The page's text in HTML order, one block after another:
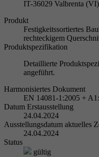
IT-36029 Valbrenta
Produkt
Festigkeitssortiertes
rechteckigem
Produktspezifikation
Detaillierte
angeführt.
Harmonisiertes Dokument
EN 14081-1:2005 +
Datum Erstausstellung
24.04.2024
Ausstellungsdatum aktuelles
24.04.2024
Status
gültig